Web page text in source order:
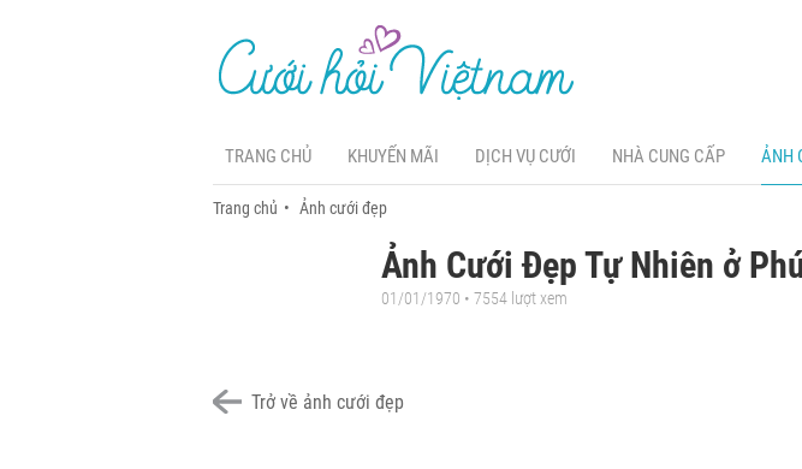
TRANG CHỦ KHUYẾN MÃI DỊCH VỤ CƯỚI NHÀ CUNG CẤP ẢNH
Trang chủ Ảnh cưới đẹp
Ảnh Cưới Đẹp Tự Nhiên ở
01/01/1970 • 7554 lượt xem
Trở về ảnh cưới đẹp